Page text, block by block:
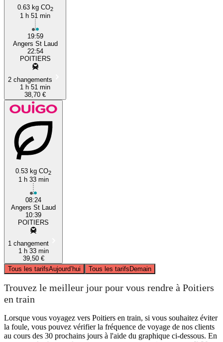
0.63 kg CO2
1 h 51 min
19:59
Angers St Laud
22:54
POITIERS
2 changements
1 h 51 min
38,70 €
0.53 kg CO2
1 h 33 min
08:24
Angers St Laud
10:39
POITIERS
1 changement
1 h 33 min
39,50 €
Tous les tarifsAujourd’hui Tous les tarifsDemain
Trouvez le meilleur jour pour vous rendre à Poitiers
en train
Lorsque vous voyagez vers Poitiers en train, si vous souhaitez éviter
la foule, vous pouvez vérifier la fréquence de voyage de nos clients
au cours des 30 prochains jours à l'aide du graphique ci-dessous. En